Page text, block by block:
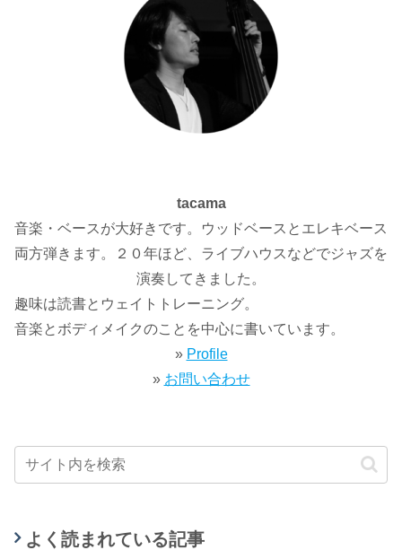
tacama
音楽・ベースが大好きです。ウッドベースとエレキベース
両方弾きます。２０年ほど、ライブハウスなどでジャズを
演奏してきました。
趣味は読書とウェイトトレーニング。
音楽とボディメイクのことを中心に書いています。
» Profile
» お問い合わせ
よく読まれている記事